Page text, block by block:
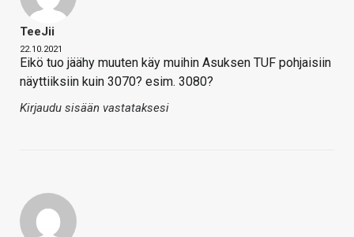
TeeJii
22.10.2021
Eikö tuo jäähy muuten käy muihin Asuksen TUF pohjaisiin
näyttiiksiin kuin 3070? esim. 3080?
Kirjaudu sisään vastataksesi